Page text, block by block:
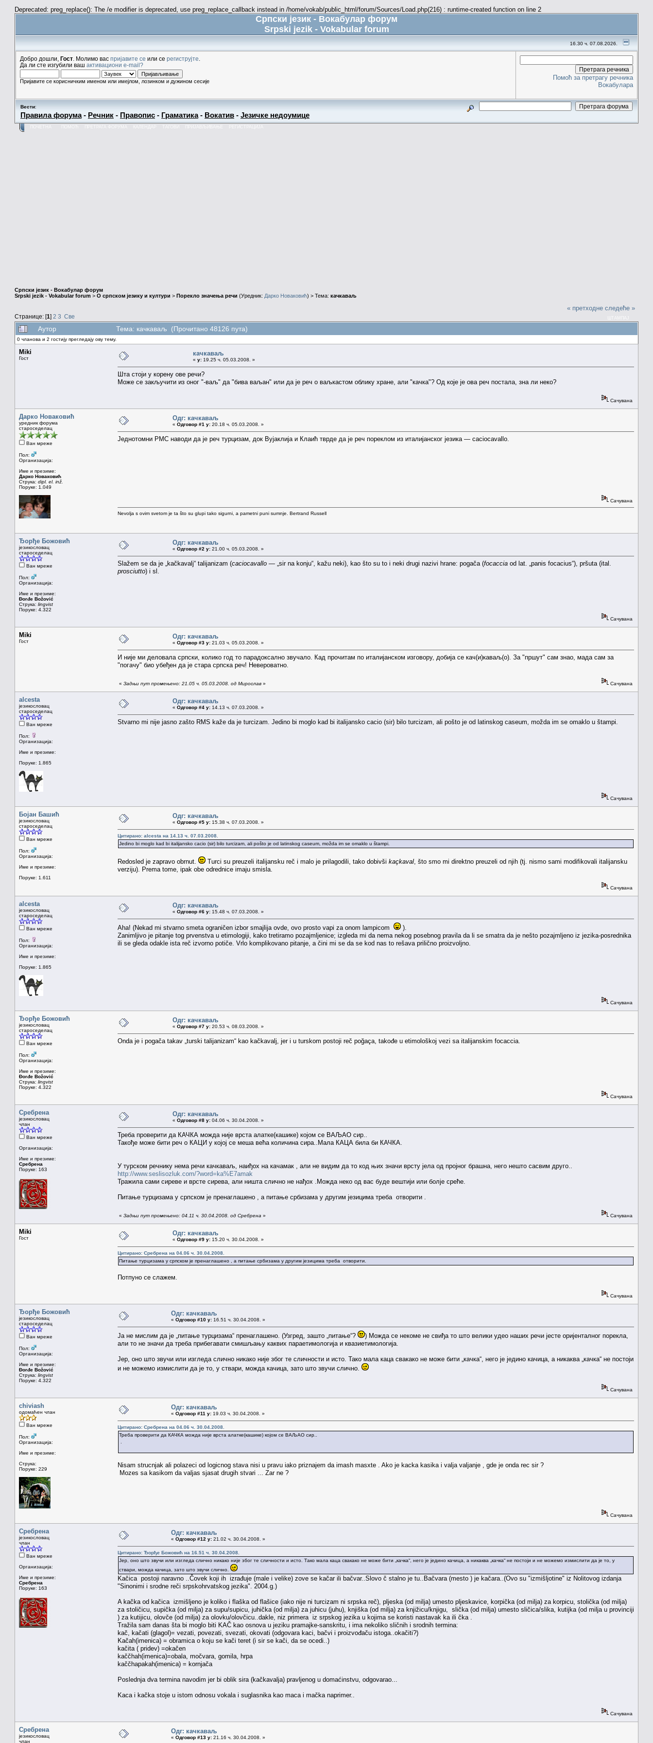
Deprecated: preg_replace(): The /e modifier is deprecated, use preg_replace_callback instead in /home/vokab/public_html/forum/Sources/Load.php(216) : runtime-created function on line 2
Српски језик - Вокабулар форум
Srpski jezik - Vokabular forum
16.30 ч. 07.08.2026.
Добро дошли, Гост . Молимо вас пријавите се или се региструјте
Да ли сте изгубили ваш активациони e-mail?
Пријавите се корисничким именом или имејлом, лозинком и дужином сесије
Помоћ за претрагу речника
Вокабулара
Вести:
Правила форума- Речник - Правопис - Граматика- Вокатив - Језичке недоумице
КАЛЕНДАР
Српски језик - Вокабулар форум
Srpski jezik - Vokabular forum > О српском језику и култури > Порекло значења речи (Уредник: Дарко Новаковић) > Тема: качкаваљ
Странице: [1] 2 3 Све
« претходне следеће »
Аутор Тема: качкаваљ (Прочитано 48126 пута)
0 чланова и 2 гостију прегледају ову тему.
Miki
Гост
качкаваљ
« у: 19.25 ч. 05.03.2008. »
Шта стоји у корену ове речи?
Може се закључити из оног "-ваљ" да "бива ваљан" или да је реч о ваљкастом облику хране, али "качка"? Од које је ова реч постала, зна ли неко?
Сачувана
Дарко Новаковић
уредник форума
староседелац
Ван мреже
Пол:
Организација:
Име и презиме:
Дарко Новаковић
Струка: dipl. el. inž.
Поруке: 1.049
Одг: качкаваљ
« Одговор #1 у: 20.18 ч. 05.03.2008. »
Једнотомни РМС наводи да је реч турцизам, док Вујаклија и Клаић тврде да је реч пореклом из италијанског језика — caciocavallo.
Сачувана
Nevolja s ovim svetom je ta što su glupi tako sigurni, a pametni puni sumnje. Bertrand Russell
Ђорђе Божовић
језикословац
староседелац
Ван мреже
Пол:
Организација:
Име и презиме:
Đorđe Božović
Струка: lingvist
Поруке: 4.322
Одг: качкаваљ
« Одговор #2 у: 21.00 ч. 05.03.2008. »
Slažem se da je „kačkavalj“ talijanizam (caciocavallo — „sir na konju“, kažu neki), kao što su to i neki drugi nazivi hrane: pogača (focaccia od lat. „panis focacius“), pršuta (ital.
prosciutto) i sl.
Сачувана
Miki
Гост
Одг: качкаваљ
« Одговор #3 у: 21.03 ч. 05.03.2008. »
И није ми деловала српски, колико год то парадоксално звучало. Кад прочитам по италијанском изговору, добија се кач(и)каваљ(о). За "пршут" сам знао, мада сам за
"погачу" био убеђен да је стара српска реч! Невероватно.
« Задњи пут промењено: 21.05 ч. 05.03.2008. од Мирослав » Сачувана
alcesta
језикословац
староседелац
Ван мреже
Пол:
Организација:
Име и презиме:
Поруке: 1.865
Одг: качкаваљ
« Одговор #4 у: 14.13 ч. 07.03.2008. »
Stvarno mi nije jasno zašto RMS kaže da je turcizam. Jedino bi moglo kad bi italijansko cacio (sir) bilo turcizam, ali pošto je od latinskog caseum, možda im se omaklo u štampi.
Сачувана
Бојан Башић
језикословац
староседелац
Ван мреже
Пол:
Организација:
Име и презиме:
Поруке: 1.611
Одг: качкаваљ
« Одговор #5 у: 15.38 ч. 07.03.2008. »
Цитирано: alcesta на 14.13 ч. 07.03.2008.
Jedino bi moglo kad bi italijansko cacio (sir) bilo turcizam, ali pošto je od latinskog caseum, možda im se omaklo u štampi.
Redosled je zapravo obrnut. Turci su preuzeli italijansku reč i malo je prilagodili, tako dobivši kaçkaval , što smo mi direktno preuzeli od njih (tj. nismo sami modifikovali italijansku
verziju). Prema tome, ipak obe odrednice imaju smisla.
Сачувана
alcesta
језикословац
староседелац
Ван мреже
Пол:
Организација:
Име и презиме:
Поруке: 1.865
Одг: качкаваљ
« Одговор #6 у: 15.48 ч. 07.03.2008. »
Aha! (Nekad mi stvarno smeta ograničen izbor smajlija ovde, ovo prosto vapi za onom lampicom
).
Zanimljivo je pitanje tog prvenstva u etimologiji, kako tretiramo pozajmljenice; izgleda mi da nema nekog posebnog pravila da li se smatra da je nešto pozajmljeno iz jezika-posrednika
ili se gleda odakle ista reč izvorno potiče. Vrlo komplikovano pitanje, a čini mi se da se kod nas to rešava prilično proizvoljno.
Сачувана
Ђорђе Божовић
језикословац
староседелац
Ван мреже
Пол:
Организација:
Име и презиме:
Đorđe Božović
Струка: lingvist
Поруке: 4.322
Одг: качкаваљ
« Одговор #7 у: 20.53 ч. 08.03.2008. »
Onda je i pogača takav „turski talijanizam“ kao kačkavalj, jer i u turskom postoji reč poğaça, takođe u etimološkoj vezi sa italijanskim focaccia.
Сачувана
Сребрена
језикословац
члан
Ван мреже
Организација:
Име и презиме:
Сребрена
Поруке: 163
Одг: качкаваљ
« Одговор #8 у: 04.06 ч. 30.04.2008. »
Треба проверити да КАЧКА можда није врста алатке(кашике) којом се ВАЉАО сир..
Такође може бити реч о КАЦИ у којој се меша већа количина сира..Мала КАЦА била би КАЧКА.
У турском речнику нема речи качкаваљ, наиђох на качамак , али не видим да то код њих значи врсту јела од пројног брашна, него нешто сасвим друго..
http://www.seslisozluk.com/?word=ka%E7amak
Тражила сами сиреве и врсте сирева, али ништа слично не нађох .Можда неко од вас буде вештији или болје среће.
Питање турцизама у српском је пренаглашено , а питање србизама у другим језицима треба отворити .
« Задњи пут промењено: 04.11 ч. 30.04.2008. од Сребрена » Сачувана
Miki
Гост
Одг: качкаваљ
« Одговор #9 у: 15.20 ч. 30.04.2008. »
Цитирано: Сребрена на 04.06 ч. 30.04.2008.
Питање турцизама у српском је пренаглашено , а питање србизама у другим језицима треба отворити.
Потпуно се слажем.
Сачувана
Ђорђе Божовић
језикословац
староседелац
Ван мреже
Пол:
Организација:
Име и презиме:
Đorđe Božović
Струка: lingvist
Поруке: 4.322
Одг: качкаваљ
« Одговор #10 у: 16.51 ч. 30.04.2008. »
Ја не мислим да је „питање турцизама“ пренаглашено. (Узгред, зашто „питање“?
) Можда се некоме не свиђа то што велики удео наших речи јесте оријенталног порекла,
али то не значи да треба прибегавати смишљању каквих параетимологија и квазиетимологија.
Јер, оно што звучи или изгледа слично никако није због те сличности и исто. Тако мала каца свакако не може бити „качка“, него је једино качица, а никаква „качка“ не постоји
и не можемо измислити да је то, у ствари, можда качица, зато што звучи слично.
Сачувана
chiviash
одомаћен члан
Ван мреже
Пол:
Организација:
Име и презиме:
Струка:
Поруке: 229
Одг: качкаваљ
« Одговор #11 у: 19.03 ч. 30.04.2008. »
Цитирано: Сребрена на 04.06 ч. 30.04.2008.
Треба проверити да КАЧКА можда није врста алатке(кашике) којом се ВАЉАО сир..
Nisam strucnjak ali polazeci od logicnog stava nisi u pravu iako priznajem da imash masxte . Ako je kacka kasika i valja valjanje , gde je onda rec sir ?
Mozes sa kasikom da valjas sjasat drugih stvari ... Zar ne ?
Сачувана
Сребрена
језикословац
члан
Ван мреже
Организација:
Име и презиме:
Сребрена
Поруке: 163
Одг: качкаваљ
« Одговор #12 у: 21.02 ч. 30.04.2008. »
Цитирано: Ђорђе Божовић на 16.51 ч. 30.04.2008.
Јер, оно што звучи или изгледа слично никако није због те сличности и исто. Тако мала каца свакако не може бити „качка“, него је једино качица, а никаква „качка“ не постоји и не можемо измислити да је то, у
ствари, можда качица, зато што звучи слично.
Kačica postoji naravno ..Čovek koji ih izrađuje (male i velike) zove se kačar ili bačvar..Slovo č stalno je tu..Bačvara (mesto ) je kačara..(Ovo su "izmišljotine" iz Nolitovog izdanja
"Sinonimi i srodne reči srpskohrvatskog jezika". 2004.g.)
A kačka od kačica izmišljeno je koliko i flaška od flašice (iako nije ni turcizam ni srpska reč), pljeska (od milja) umesto pljeskavice, korpička (od milja) za korpicu, stolička (od milja)
za stoličicu, supička (od milja) za supu/supicu, juhička (od milja) za juhicu (juhu), knjiška (od milja) za knjižicu/knjigu, slička (od milja) umesto sličica/slika, kutijka (od milja u provinciji
) za kutijicu, olovče (od milja) za olovku/olovčicu..dakle, niz primera iz srpskog jezika u kojima se koristi nastavak ka ili čka .
Tražila sam danas šta bi moglo biti KAČ kao osnova u jeziku pramajke-sanskritu, i ima nekoliko sličnih i srodnih termina:
kač, kačati (glagol)= vezati, povezati, svezati, okovati (odgovara kaci, bačvi i proizvođaču istoga..okačiti?)
Kačah(imenica) = obramica o koju se kači teret (i sir se kači, da se ocedi..)
kačita ( pridev) =okačen
kaččhah(imenica)=obala, močvara, gomila, hrpa
kaččhapakah(imenica) = kornjača
Poslednja dva termina navodim jer bi oblik sira (kačkavalja) pravljenog u domaćinstvu, odgovarao...
Kaca i kačka stoje u istom odnosu vokala i suglasnika kao maca i mačka naprimer..
Сачувана
Сребрена
језикословац
члан
Одг: качкаваљ
« Одговор #13 у: 21.16 ч. 30.04.2008. »